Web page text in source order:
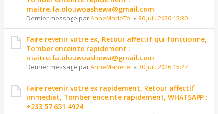
maitre.fa.olouwoashewa@gmail.com
Dernier message parAnneMarieTei « 30 juil. 2026 15:30
Faire revenir votre ex, Retour affectif qui fonctionne,
Tomber enceinte rapidement :
maitre.fa.olouwoashewa@gmail.com
Dernier message parAnneMarieTei « 30 juil. 2026 15:27
Faire revenir votre ex rapidement, Retour affectif
immédiat, Tomber enceinte rapidement, WHATSAPP :
+233 57 651 4924